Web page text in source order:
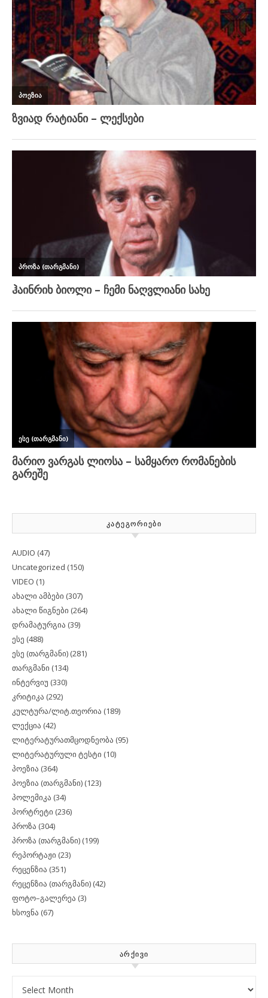
ᲙᲐᲢᲔᲒᲝᲠᲘᲔᲑᲘ
AUDIO (47)
Uncategorized (150)
VIDEO (1)
ახალი ამბები (307)
ახალი წიგნები (264)
დრამატურგია (39)
ესე (488)
ესე (თარგმანი) (281)
თარგმანი (134)
ინტერვიუ (330)
კრიტიკა (292)
კულტურა/ლიტ.თეორია (189)
ლექცია (42)
ლიტერატურათმცოდნეობა (95)
ლიტერატურული ტესტი (10)
პოეზია (364)
პოეზია (თარგმანი) (123)
პოლემიკა (34)
პორტრეტი (236)
პროზა (304)
პროზა (თარგმანი) (199)
რეპორტაჟი (23)
რეცენზია (351)
რეცენზია (თარგმანი) (42)
ფოტო–გალერეა (3)
ხსოვნა (67)
ᲐᲠᲥᲘᲕᲘ